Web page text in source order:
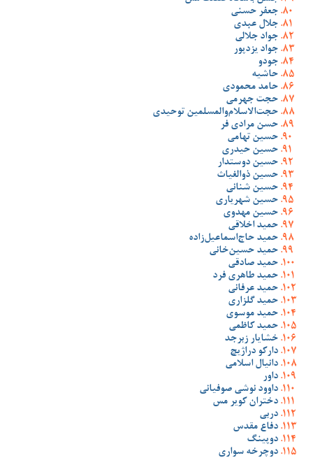
جعفر حسنی
جلال عبدی
جواد جلالی
جواد یزدپور
جودو
حاشیه
حامد محمودی
حجت جهرمی
حجت‌الاسلام‌والمسلمین توحیدی
حسن مرادی فر
حسین تهامی
حسین حیدری
حسین دوستدار
حسین ذوالغیاث
حسین شنانی
حسین شهریاری
حسین مهدوی
حمید اخلاقی
حمید حاج‌اسماعیل‌زاده
حمید حسین‌خانی
حمید صادقی
حمید طاهری فرد
حمید عرفانی
حمید گلزاری
حمید موسوی
حمید کاظمی
خشایار زبرجد
دارکو دراژیچ
دانیال اسلامی
داور
داوود نوشی صوفیانی
دختران کویر مس
دربی
دفاع مقدس
دوپینگ
دوچرخه سواری